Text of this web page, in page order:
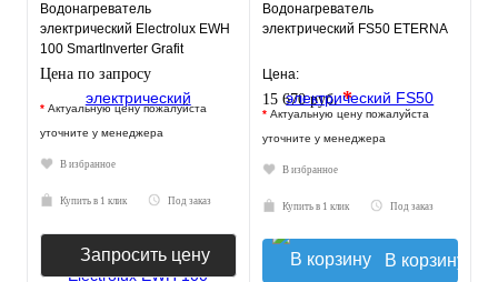
Водонагреватель
электрический Electrolux EWH
100 SmartInverter Grafit
Цена по запросу
* Актуальную цену пожалуйста
уточните у менеджера
В избранное
Купить в 1 клик Под заказ
Запросить цену
Водонагреватель
электрический FS50 ETERNA
Цена:
15 670 руб.*
* Актуальную цену пожалуйста
уточните у менеджера
В избранное
Купить в 1 клик Под заказ
В корзину